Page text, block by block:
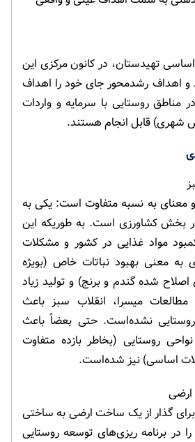
اساسی تهیدستان، در کانون مرکزی این
و اهداف رشدمحور جای خود را اهداف
روستایی با سرمایه و واردات
قابل انجام هستند.
معنای به نسبه متفاوت است: یکی به
بخش کشاورزی است. به طوریکه این
مواد غذایی در کشور و مشکلات
به معنی بهبود نباتات خاص (بویژه
شده گندم و برنج) و تولید زیاد
میسرا، انقلاب سبز باعث
نشده‌است. حتی بعضاً باعث
نواحی روستایی (بخاطر بازده متفاوت
اساسی) نیز شده‌است.
گذار از یک ساخت ارضی به ساختی
در برنامه ریزی‌های توسعه روستایی